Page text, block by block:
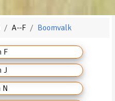
A--F Boomvalk
F
J